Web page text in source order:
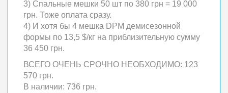
3) Спальные мешки 50 шт по 380 грн = 19 000
грн. Тоже оплата сразу.
4) И хотя бы 4 мешка DPM демисезонной
формы по 13,5 $/кг на приблизительную сумму
36 450 грн.
ВСЕГО ОЧЕНЬ СРОЧНО НЕОБХОДИМО: 123
570 грн.
В наличии: 736 грн.